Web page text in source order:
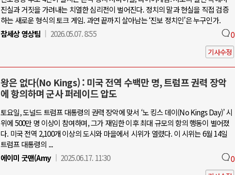
진실과 거짓을 가려내는 치열한 심리전이 벌어진다. 정치의 말과 현실을 직접 검증
하는 새로운 형식의 토크 게임. 과연 끝까지 살아남는 ‘진보 정치인’은 누구인가.
참세상 영상팀
2026.05.07. 8:55 0
기사수정
왕은 없다(No Kings) : 미국 전역 수백만 명, 트럼프 권력 장악
에 항의하며 군사 퍼레이드 압도
토요일, 도널드 트럼프 대통령의 권력 장악에 맞서 ‘노 킹스 데이(No Kings Day)’ 시
위에 500만 명 이상이 참여하며, 그가 재임한 이후 최대 규모의 항의 행동이 벌어졌
다. 미국 전역 2,100개 이상의 도시와 마을에서 시위가 열렸다. 이 시위는 6월 14일
트럼프 대통령의 ...
에이미 굿맨(Amy
2025.06.17. 11:30 0